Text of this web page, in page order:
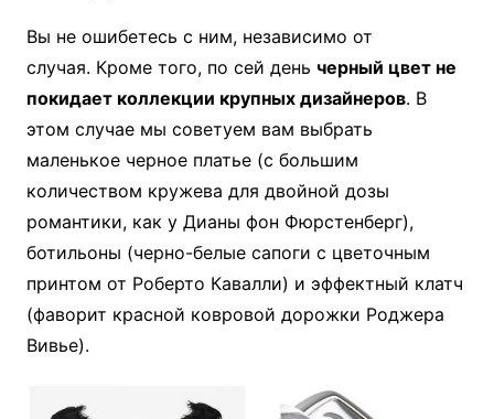
Вы не ошибетесь с ним, независимо от
случая. Кроме того, по сей день черный цвет не
покидает коллекции крупных дизайнеров. В
этом случае мы советуем вам выбрать
маленькое черное платье (с большим
количеством кружева для двойной дозы
романтики, как у Дианы фон Фюрстенберг),
ботильоны (черно-белые сапоги с цветочным
принтом от Роберто Кавалли) и эффектный клатч
(фаворит красной ковровой дорожки Роджера
Вивье).